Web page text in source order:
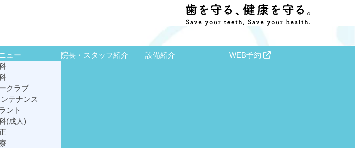
ュー
クラブ
テナンス
ント
(成人)
院長・スタッフ紹介 設備紹介 WEB予約